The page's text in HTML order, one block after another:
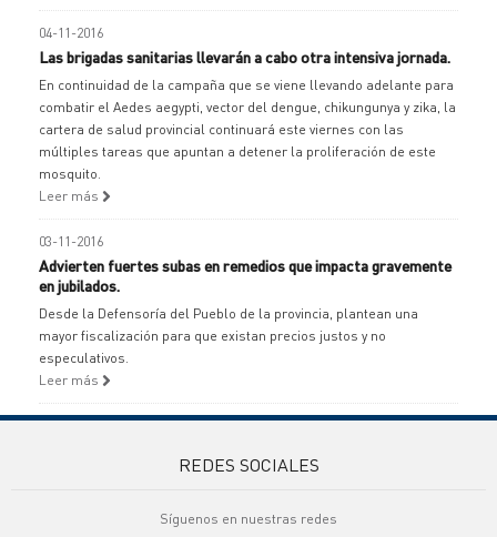
04-11-2016
Las brigadas sanitarias llevarán a cabo otra intensiva jornada.
En continuidad de la campaña que se viene llevando adelante para
combatir el Aedes aegypti, vector del dengue, chikungunya y zika, la
cartera de salud provincial continuará este viernes con las
múltiples tareas que apuntan a detener la proliferación de este
mosquito.
Leer más
03-11-2016
Advierten fuertes subas en remedios que impacta gravemente
en jubilados.
Desde la Defensoría del Pueblo de la provincia, plantean una
mayor fiscalización para que existan precios justos y no
especulativos.
Leer más
REDES SOCIALES
Síguenos en nuestras redes